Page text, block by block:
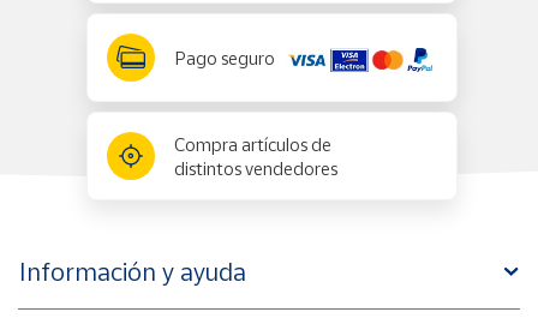
Pago seguro
Compra artículos de
distintos vendedores
Información y ayuda